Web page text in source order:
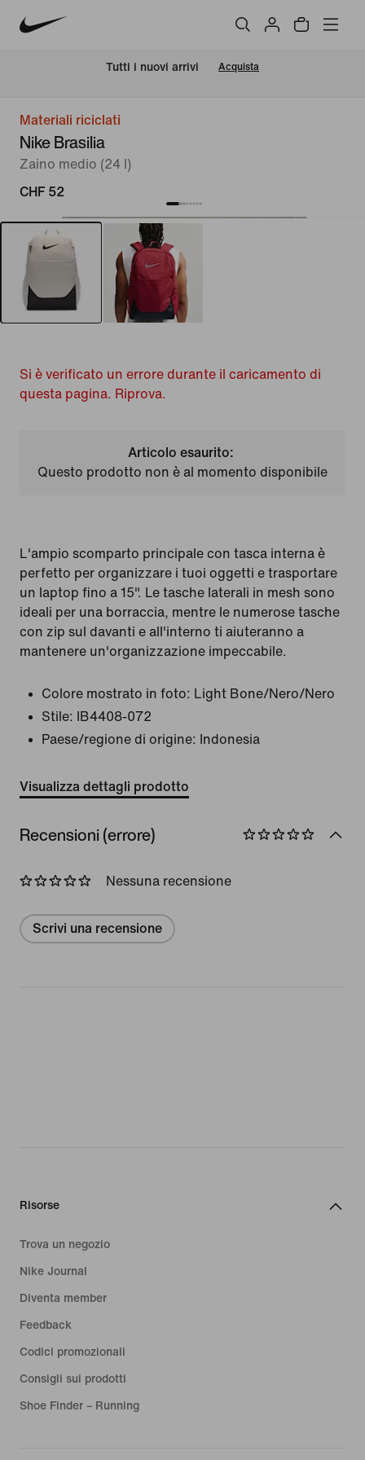
Tutti i nuovi arrivi Acquista
Materiali riciclati
Nike Brasilia
Zaino medio (24 l)
CHF 52
Si è verificato un errore durante il caricamento di
questa pagina. Riprova.
Articolo esaurito:
Questo prodotto non è al momento disponibile
L'ampio scomparto principale con tasca interna è
perfetto per organizzare i tuoi oggetti e trasportare
un laptop fino a 15". Le tasche laterali in mesh sono
ideali per una borraccia, mentre le numerose tasche
con zip sul davanti e all'interno ti aiuteranno a
mantenere un'organizzazione impeccabile.
Colore mostrato in foto: Light Bone/Nero/Nero
Stile:
IB4408-072
Paese/regione di origine: Indonesia
Visualizza dettagli prodotto
Recensioni (errore)
Nessuna recensione
Scrivi una recensione
Risorse
Trova un negozio
Nike Journal
Diventa member
Feedback
Codici promozionali
Consigli sui prodotti
Shoe Finder – Running